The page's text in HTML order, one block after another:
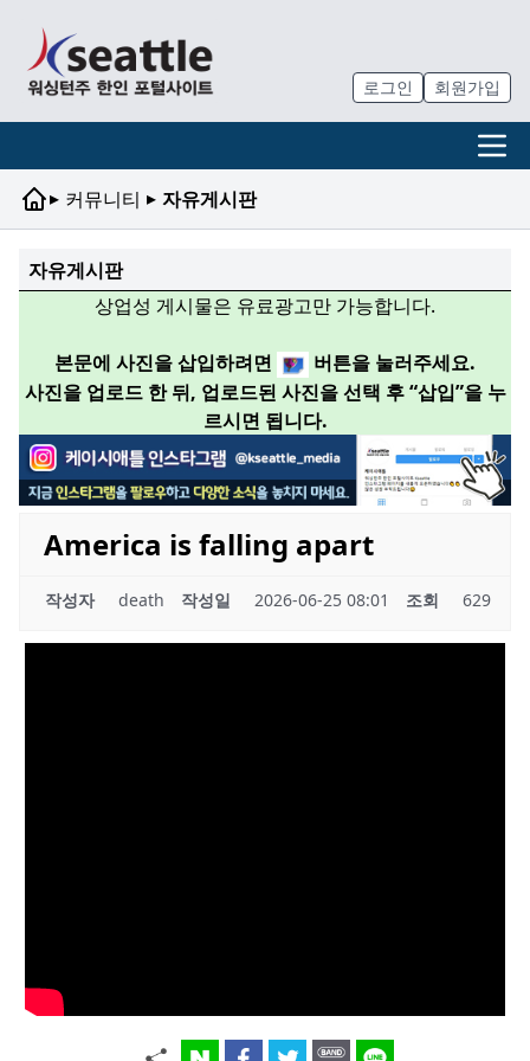
로그인 회원가입
▸ 커뮤니티 ▸ 자유게시판
자유게시판
상업성 게시물은 유료광고만 가능합니다.
본문에 사진을 삽입하려면
버튼을 눌러주세요.
사진을 업로드 한 뒤, 업로드된 사진을 선택 후 “삽입”을 누
르시면 됩니다.
America is falling apart
작성자 death 작성일 2026-06-25 08:01 조회 629